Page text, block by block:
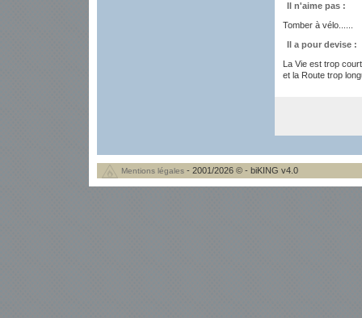
Il n'aime pas :
Tomber à vélo......
Il a pour devise :
La Vie est trop
et la Route trop
Mentions légales - 2001/2026 © - biKING v4.0